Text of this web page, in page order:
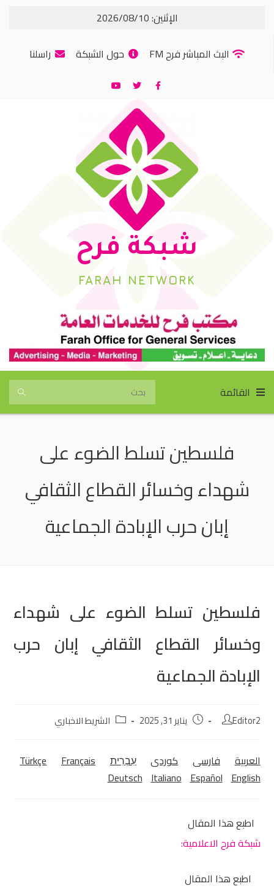
الإثنين: 2026/08/10
البث المباشر فرح FM
حول الشبكة راسلنا
شبكة فرح
FARAH NETWORK
القائمة
فلسطين تسلط الضوء على
شهداء وخسائر القطاع الثقافي
إبان حرب الإبادة الجماعية
فلسطين تسلط الضوء على شهداء
وخسائر القطاع الثقافي إبان حرب
الإبادة الجماعية
Editor2 يناير 31, 2025 الشريط الاخباري
العربية فارسی كوردی‎ עִבְרִית Türkçe
Français
Deutsch Italiano Español English
اطبع هذا المقال
شبكة فرح الاعلامية:
اطبع هذا المقال